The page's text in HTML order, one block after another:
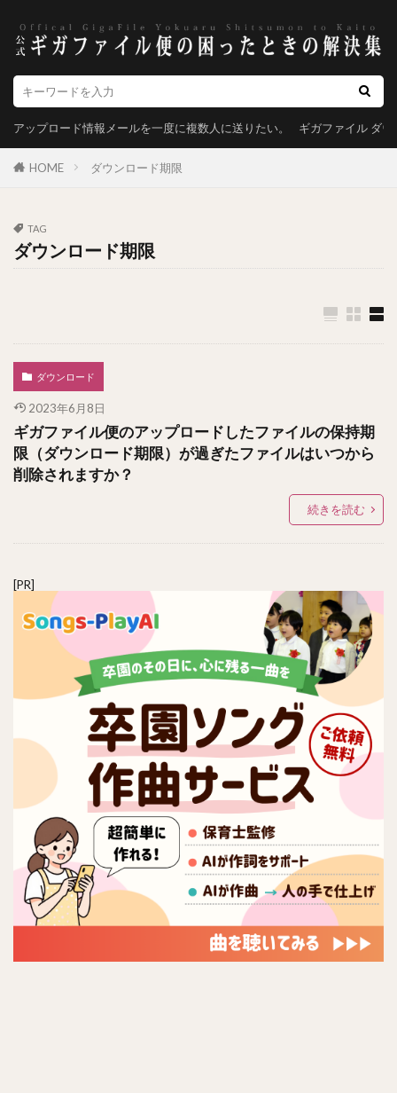
アップロード情報メールを一度に複数人に送りたい。 ギガファイル ダ
HOME ダウンロード期限
TAG
ダウンロード期限
ダウンロード
2023年6月8日
ギガファイル便のアップロードしたファイルの保持期
限（ダウンロード期限）が過ぎたファイルはいつから
削除されますか？
続きを読む
[PR]